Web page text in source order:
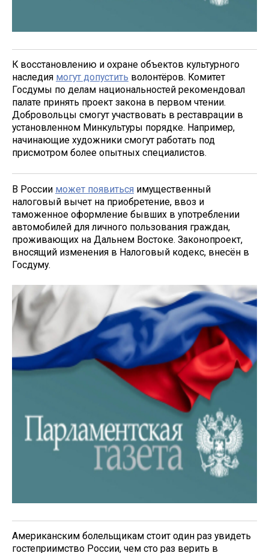
К восстановлению и охране объектов культурного
наследия могут допустить волонтёров. Комитет
Госдумы по делам национальностей рекомендовал
палате принять проект закона в первом чтении.
Добровольцы смогут участвовать в реставрации в
установленном Минкультуры порядке. Например,
начинающие художники смогут работать под
присмотром более опытных специалистов.
В России может появиться имущественный
налоговый вычет на приобретение, ввоз и
таможенное оформление бывших в употреблении
автомобилей для личного пользования граждан,
проживающих на Дальнем Востоке. Законопроект,
вносящий изменения в Налоговый кодекс, внесён в
Госдуму.
Американским болельщикам стоит один раз увидеть
гостеприимство России, чем сто раз верить в